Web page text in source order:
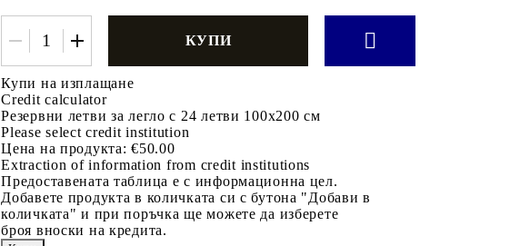
Купи на изплащане
Credit calculator
Резервни летви за легло с 24 летви 100x200 см
Please select credit institution
Цена на продукта: €50.00
Extraction of information from credit institutions
Предоставената таблица е с информационна цел.
Добавете продукта в количката си с бутона "Добави в
количката" и при поръчка ще можете да изберете
броя вноски на кредита.